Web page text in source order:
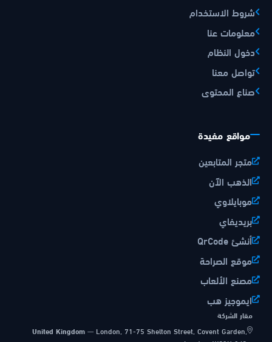
شروط الاستخدام
معلومات عنا
دخول النظام
تواصل معنا
صناع المحتوى
مواقع مفيدة
متجر المتابعين
الذهب الآن
موبايلاوي
بريديفاي
أنشئ QrCode
موقع الصراحة
مصنع الألعاب
ايموجيز هب
مقار الشركة
United Kingdom — London, 71-75 Shelton Street, Covent Garden,